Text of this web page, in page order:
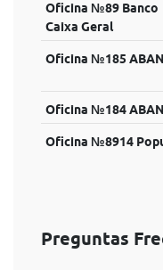
Oficina №89 Banco
Caixa Geral
Oficina №185
Oficina №184
Oficina №8914
Preguntas